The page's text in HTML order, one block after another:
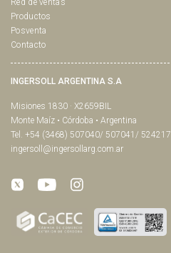
Red de ventas
Productos
Posventa
Contacto
INGERSOLL ARGENTINA S.A
Misiones 1830 · X2659BIL
Monte Maíz • Córdoba • Argentina
Tel. +54 (3468) 507040/ 507041/ 524217
ingersoll@ingersollarg.com.ar